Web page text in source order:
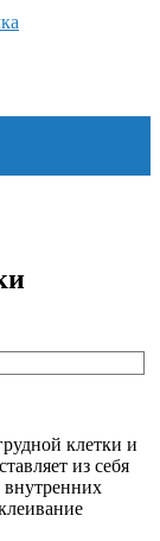
клетки и
из себя